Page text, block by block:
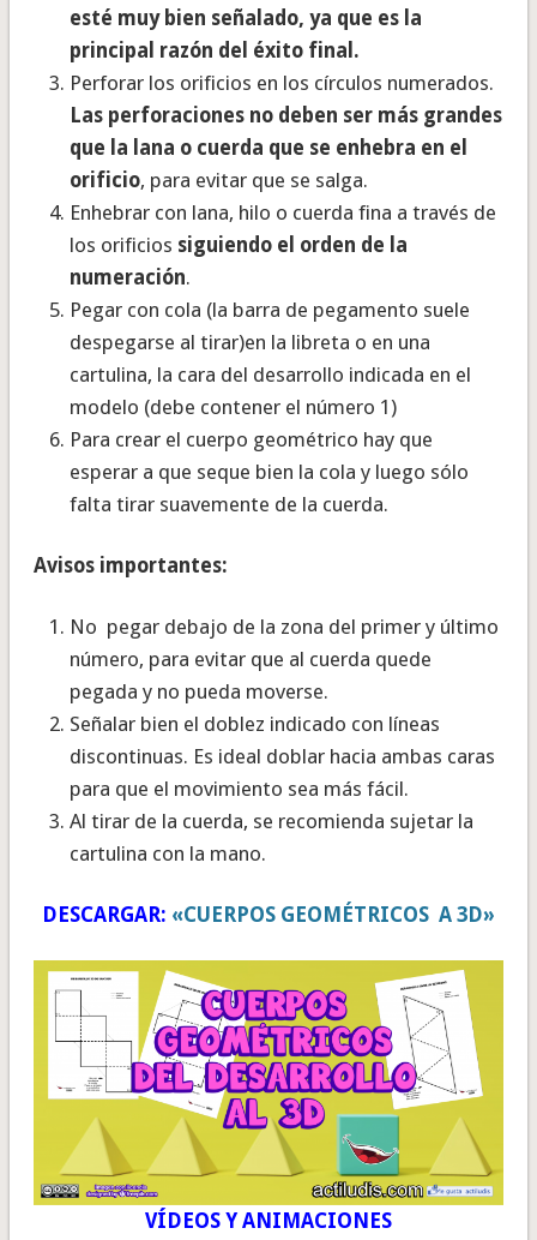
esté muy bien señalado, ya que es la
principal razón del éxito final.
Perforar los orificios en los círculos numerados.
Las perforaciones no deben ser más grandes
que la lana o cuerda que se enhebra en el
orificio, para evitar que se salga.
Enhebrar con lana, hilo o cuerda fina a través de
los orificios siguiendo el orden de la
numeración.
Pegar con cola (la barra de pegamento suele
despegarse al tirar)en la libreta o en una
cartulina, la cara del desarrollo indicada en el
modelo (debe contener el número 1)
Para crear el cuerpo geométrico hay que
esperar a que seque bien la cola y luego sólo
falta tirar suavemente de la cuerda.
Avisos importantes:
No pegar debajo de la zona del primer y último
número, para evitar que al cuerda quede
pegada y no pueda moverse.
Señalar bien el doblez indicado con líneas
discontinuas. Es ideal doblar hacia ambas caras
para que el movimiento sea más fácil.
Al tirar de la cuerda, se recomienda sujetar la
cartulina con la mano.
DESCARGAR: «CUERPOS GEOMÉTRICOS A 3D»
VÍDEOS Y ANIMACIONES